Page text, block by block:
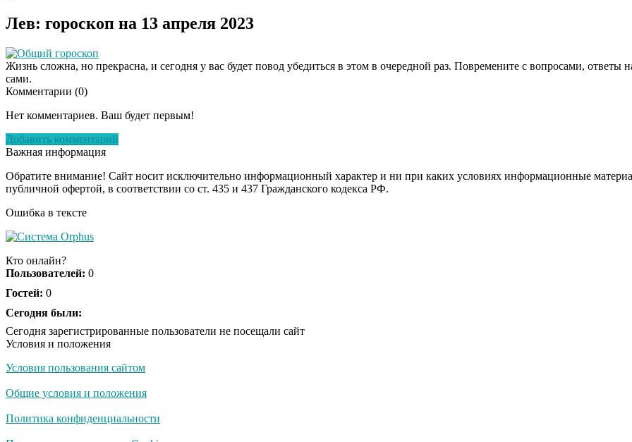
Лев: гороскоп на 13 апреля 2023
Общий гороскоп
Жизнь сложна, но прекрасна, и сегодня у вас будет повод убедиться в этом в очередной раз. Повремените с вопросами, ответы
сами.
Комментарии (0)
Нет комментариев. Ваш будет первым!
Добавить комментарий
Важная информация
Обратите внимание! Сайт носит исключительно информационный характер и ни при каких условиях информационные
публичной офертой, в соответствии со ст. 435 и 437 Гражданского кодекса РФ.
Ошибка в тексте
Кто онлайн?
Пользователей: 0
Гостей: 0
Сегодня были:
Сегодня зарегистрированные пользователи не посещали сайт
Условия и положения
Условия пользования сайтом
Общие условия и положения
Политика конфиденциальности